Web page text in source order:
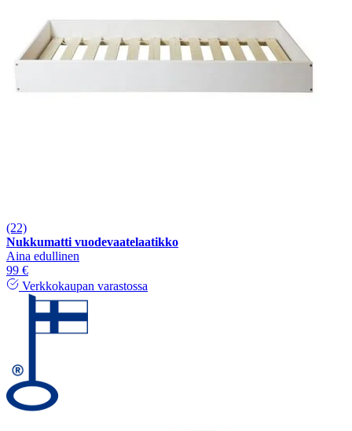
(22)
Nukkumatti vuodevaatelaatikko
Aina edullinen
99 €
Verkkokaupan varastossa